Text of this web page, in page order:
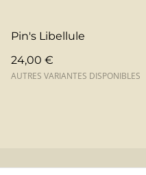
Pin's Libellule
24,00 €
AUTRES VARIANTES DISPONIBLES